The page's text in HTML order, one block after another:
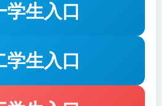
批改和讲解，帮助学生找出错
和方法。
知识点和题型进行分类解析，
规律和考查方式。
导学生总结解题技巧和答题规
学生入口
学生入口